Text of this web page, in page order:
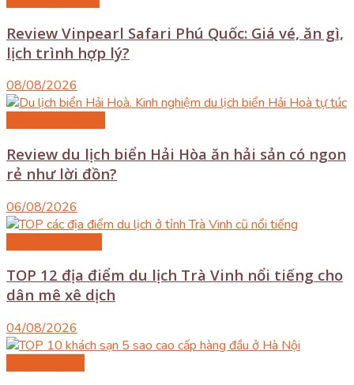
Review Vinpearl Safari Phú Quốc: Giá vé, ăn gì,
lịch trình hợp lý?
08/08/2026
Review du lịch biển Hải Hòa ăn hải sản có ngon
rẻ như lời đồn?
06/08/2026
TOP 12 địa điểm du lịch Trà Vinh nổi tiếng cho
dân mê xê dịch
04/08/2026